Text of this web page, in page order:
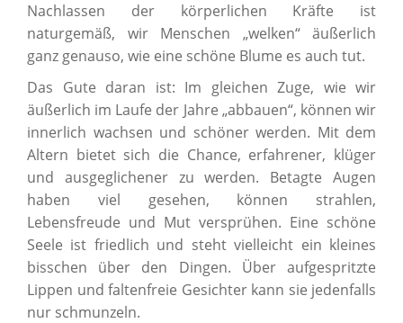
Nachlassen der körperlichen Kräfte ist
naturgemäß, wir Menschen „welken“ äußerlich
ganz genauso, wie eine schöne Blume es auch tut.
Das Gute daran ist: Im gleichen Zuge, wie wir
äußerlich im Laufe der Jahre „abbauen“, können wir
innerlich wachsen und schöner werden. Mit dem
Altern bietet sich die Chance, erfahrener, klüger
und ausgeglichener zu werden. Betagte Augen
haben viel gesehen, können strahlen,
Lebensfreude und Mut versprühen. Eine schöne
Seele ist friedlich und steht vielleicht ein kleines
bisschen über den Dingen. Über aufgespritzte
Lippen und faltenfreie Gesichter kann sie jedenfalls
nur schmunzeln.